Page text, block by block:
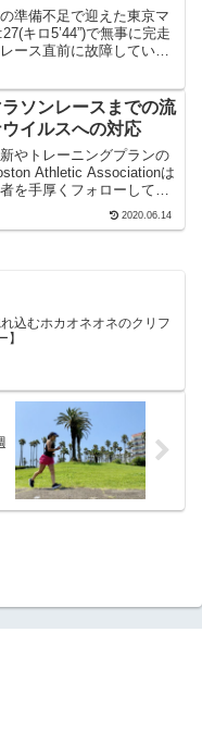
準備不足で迎えた東京マ
キロ5’44”)で無事に完走
ース直前に故障していて
ソンを残すのみとなりま
ソンレースまでの流
イルスへの対応
やトレーニングプランの
Athletic Associationは
を手厚くフォローしてく
ナウイルスによる延期と返
と伝統あるボストンマラ
2020.06.14
込むホカオネオネのクリフ